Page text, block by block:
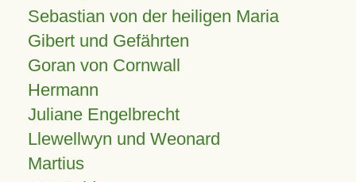
Sebastian von der heiligen Maria
Gibert und Gefährten
Goran von Cornwall
Hermann
Juliane Engelbrecht
Llewellwyn und Weonard
Martius